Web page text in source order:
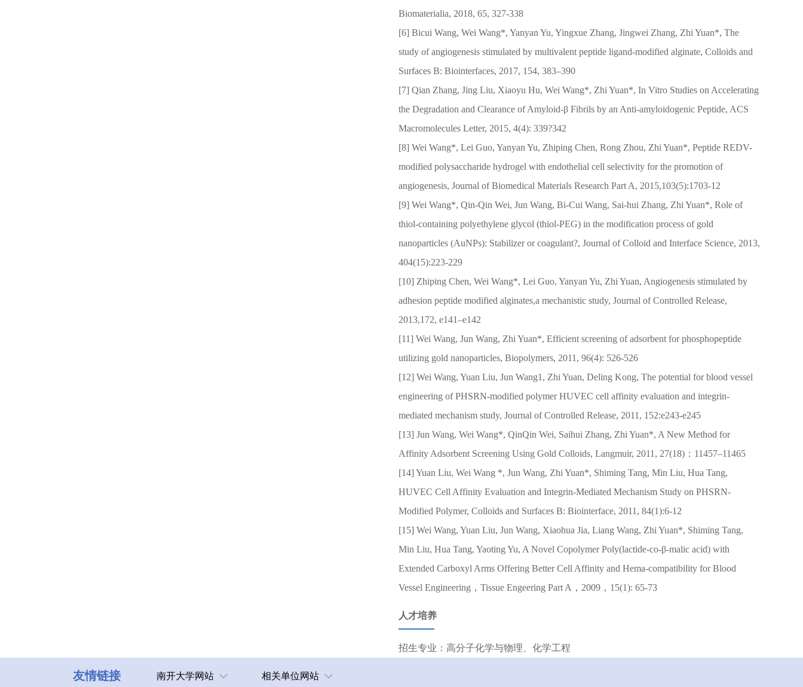
Biomaterialia, 2018, 65, 327-338
[6] Bicui Wang, Wei Wang*, Yanyan Yu, Yingxue Zhang, Jingwei Zhang, Zhi Yuan*, The
study of angiogenesis stimulated by multivalent peptide ligand-modified alginate, Colloids and
Surfaces B: Biointerfaces, 2017, 154, 383–390
[7] Qian Zhang, Jing Liu, Xiaoyu Hu, Wei Wang*, Zhi Yuan*, In Vitro Studies on Accelerating
the Degradation and Clearance of Amyloid-β Fibrils by an Anti-amyloidogenic Peptide, ACS
Macromolecules Letter, 2015, 4(4): 339?342
[8] Wei Wang*, Lei Guo, Yanyan Yu, Zhiping Chen, Rong Zhou, Zhi Yuan*, Peptide REDV-
modified polysaccharide hydrogel with endothelial cell selectivity for the promotion of
angiogenesis, Journal of Biomedical Materials Research Part A, 2015,103(5):1703-12
[9] Wei Wang*, Qin-Qin Wei, Jun Wang, Bi-Cui Wang, Sai-hui Zhang, Zhi Yuan*, Role of
thiol-containing polyethylene glycol (thiol-PEG) in the modification process of gold
nanoparticles (AuNPs): Stabilizer or coagulant?, Journal of Colloid and Interface Science, 2013,
404(15):223-229
[10] Zhiping Chen, Wei Wang*, Lei Guo, Yanyan Yu, Zhi Yuan, Angiogenesis stimulated by
adhesion peptide modified alginates,a mechanistic study, Journal of Controlled Release,
2013,172, e141–e142
[11] Wei Wang, Jun Wang, Zhi Yuan*, Efficient screening of adsorbent for phosphopeptide
utilizing gold nanoparticles, Biopolymers, 2011, 96(4): 526-526
[12] Wei Wang, Yuan Liu, Jun Wang1, Zhi Yuan, Deling Kong, The potential for blood vessel
engineering of PHSRN-modified polymer HUVEC cell affinity evaluation and integrin-
mediated mechanism study, Journal of Controlled Release, 2011, 152:e243-e245
[13] Jun Wang, Wei Wang*, QinQin Wei, Saihui Zhang, Zhi Yuan*, A New Method for
Affinity Adsorbent Screening Using Gold Colloids, Langmuir, 2011, 27(18)：11457–11465
[14] Yuan Liu, Wei Wang *, Jun Wang, Zhi Yuan*, Shiming Tang, Min Liu, Hua Tang,
HUVEC Cell Affinity Evaluation and Integrin-Mediated Mechanism Study on PHSRN-
Modified Polymer, Colloids and Surfaces B: Biointerface, 2011, 84(1):6-12
[15] Wei Wang, Yuan Liu, Jun Wang, Xiaohua Jia, Liang Wang, Zhi Yuan*, Shiming Tang,
Min Liu, Hua Tang, Yaoting Yu, A Novel Copolymer Poly(lactide-co-β-malic acid) with
Extended Carboxyl Arms Offering Better Cell Affinity and Hema-compatibility for Blood
Vessel Engineering，Tissue Engeering Part A，2009，15(1): 65-73
人才培养
招生专业：高分子化学与物理、化学工程
友情链接 南开大学网站 相关单位网站